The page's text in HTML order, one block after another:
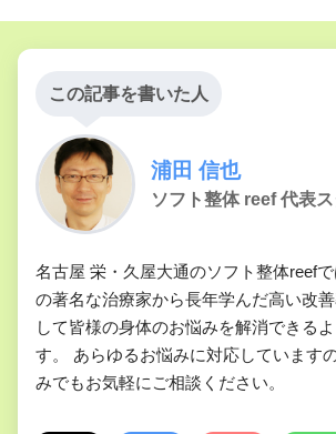
この記事を書いた人
浦田 信也
ソフト整体 reef 代表
名古屋 栄・久屋大通のソフト整体reef
の著名な治療家から長年学んだ高い改
して皆様の身体のお悩みを解消できる
す。 あらゆるお悩みに対応しています
みでもお気軽にご相談ください。